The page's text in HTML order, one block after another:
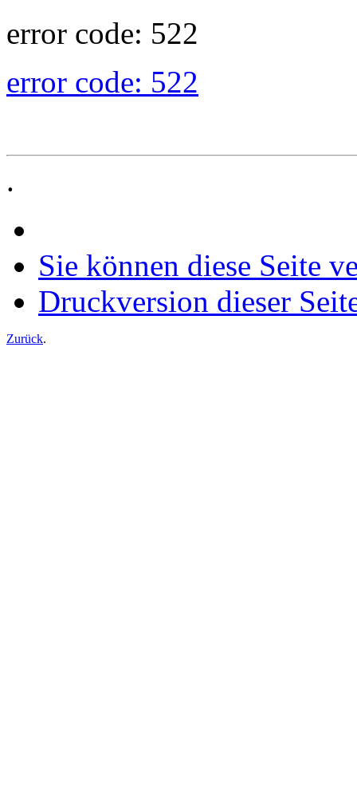
error code: 522
error code: 522
.
Sie können diese Seite
Druckversion dieser
Zurück.